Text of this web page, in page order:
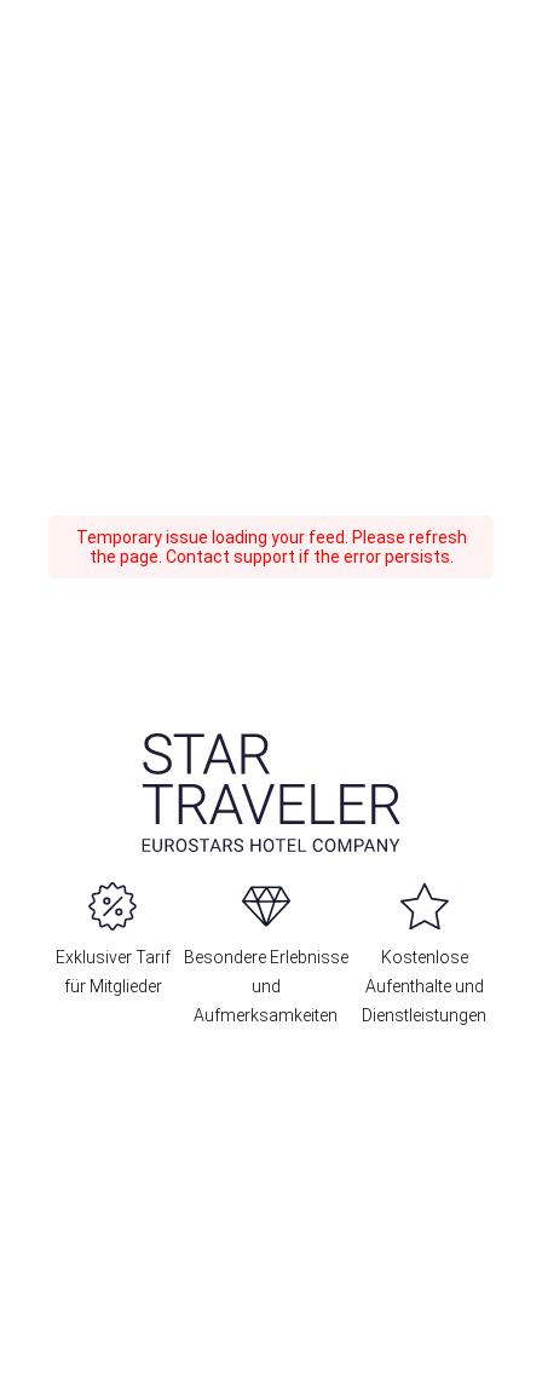
Temporary issue loading your feed. Please refresh
the page. Contact support if the error persists.
Exklusiver Tarif
für Mitglieder
Besondere Erlebnisse
und
Aufmerksamkeiten
Kostenlose
Aufenthalte und
Dienstleistungen